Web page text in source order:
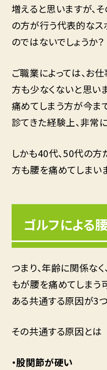
増えると思いますが、
の方が行う代表的なス
のではないでしょうか？
ご職業によっては、お
方も少なくないと思い
痛めてしまう方が今ま
診てきた経験上、非常
しかも40代、50代の方
方も腰を痛めてしまい
ゴルフによる
つまり、年齢に関係な
もが腰を痛めてしまう
ある共通する原因が3つ
その共通する原因とは
・股関節が硬い